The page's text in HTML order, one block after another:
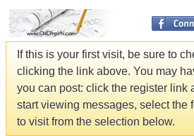
If this is your first visit, be sure to
clicking the link above. You may
you can post: click the register link
start viewing messages, select the
to visit from the selection below.